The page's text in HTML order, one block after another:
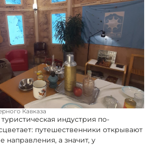
Кавказа
индустрия по-
путешественники открывают
направления, а значит, у